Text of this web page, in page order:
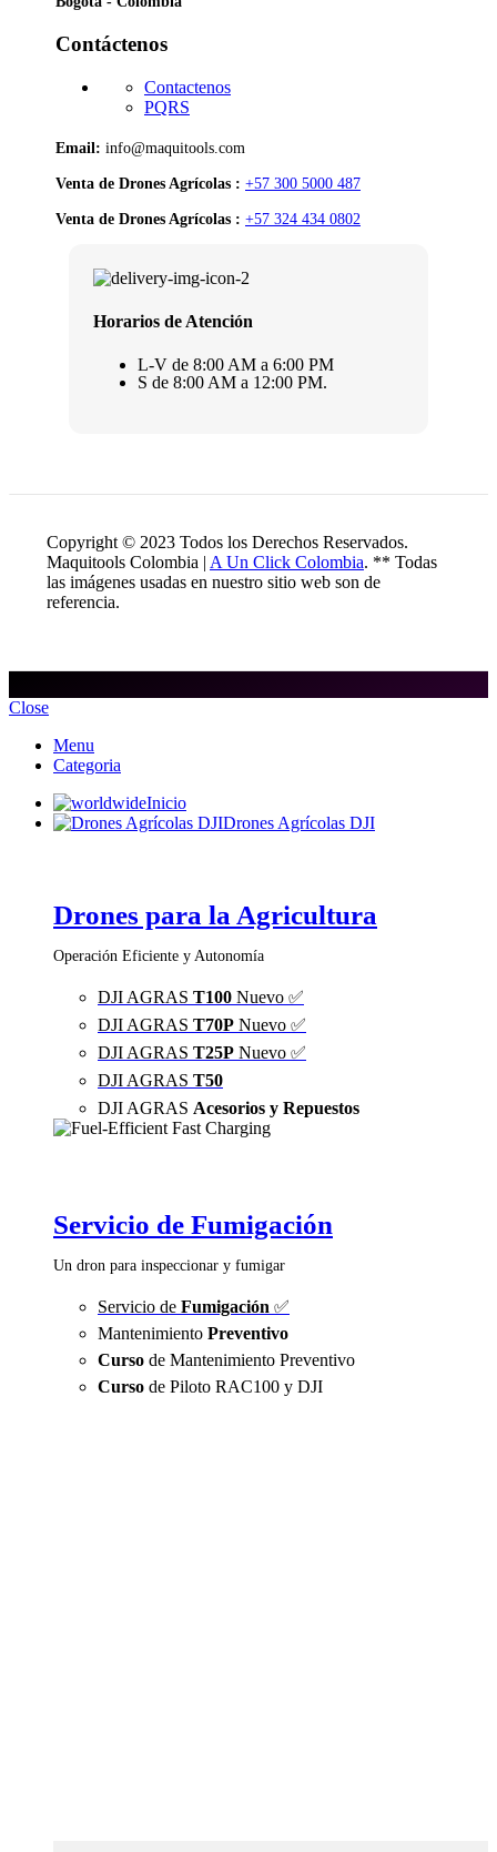
Contáctenos
Contactenos
PQRS
Email: info@maquitools.com
Venta de Drones Agrícolas : +57 300 5000 487
Venta de Drones Agrícolas : +57 324 434 0802
Horarios de Atención
L-V de 8:00 AM a 6:00 PM
S de 8:00 AM a 12:00 PM.
Copyright © 2023 Todos los Derechos Reservados.
Maquitools Colombia | A Un Click Colombia. ** Todas
las imágenes usadas en nuestro sitio web son de
referencia.
Close
Menu
Categoria
Inicio
Drones Agrícolas DJI
Drones para la Agricultura
Operación Eficiente y Autonomía
DJI AGRAS T100 Nuevo ✅
DJI AGRAS T70P Nuevo ✅
DJI AGRAS T25P Nuevo ✅
DJI AGRAS T50
DJI AGRAS Acesorios y Repuestos
Servicio de Fumigación
Un dron para inspeccionar y fumigar
Servicio de Fumigación ✅
Mantenimiento Preventivo
Curso de Mantenimiento Preventivo
Curso de Piloto RAC100 y DJI